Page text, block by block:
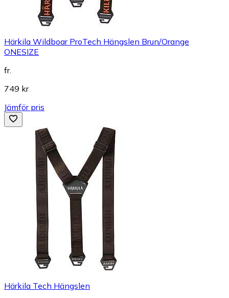
Härkila Wildboar ProTech Hängslen Brun/Orange
ONESIZE
fr.
749 kr
Jämför pris
Härkila Tech Hängslen